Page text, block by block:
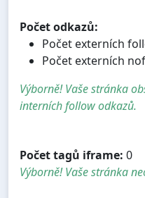
Počet odkazů:
Počet externích
Počet externích
Výborně! Vaše stránka
interních follow odkazů.
Počet tagů iframe: 0
Výborně! Vaše stránka